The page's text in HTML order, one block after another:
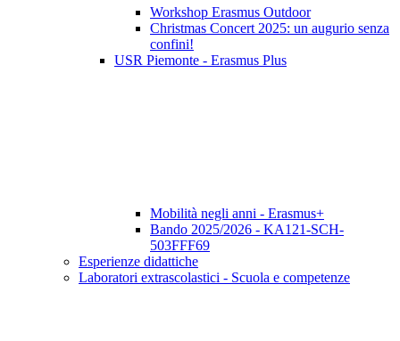
Workshop Erasmus Outdoor
Christmas Concert 2025: un augurio senza
confini!
USR Piemonte - Erasmus Plus
Mobilità negli anni - Erasmus+
Bando 2025/2026 - KA121-SCH-
503FFF69
Esperienze didattiche
Laboratori extrascolastici - Scuola e competenze